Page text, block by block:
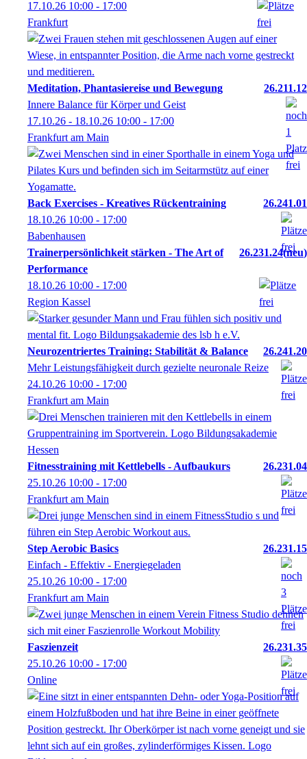
17.10.26 10:00 - 17:00
Frankfurt
Meditation, Phantasiereise und Bewegung
26.211.12
Innere Balance für Körper und Geist
17.10.26 - 18.10.26 10:00 - 17:00
Frankfurt am Main
Back Exercises - Kreatives Rückentraining
26.241.01
18.10.26 10:00 - 17:00
Babenhausen
Trainerpersönlichkeit stärken - The Art of
Performance
26.231.24 neu
18.10.26 10:00 - 17:00
Region Kassel
Neurozentriertes Training: Stabilität & Balance
26.241.20
Mehr Leistungsfähigkeit durch gezielte neuronale Reize
24.10.26 10:00 - 17:00
Frankfurt am Main
Fitnesstraining mit Kettlebells - Aufbaukurs
26.231.04
25.10.26 10:00 - 17:00
Frankfurt am Main
Step Aerobic Basics
26.231.15
Einfach - Effektiv - Energiegeladen
25.10.26 10:00 - 17:00
Frankfurt am Main
Faszienzeit
26.231.35
25.10.26 10:00 - 17:00
Online